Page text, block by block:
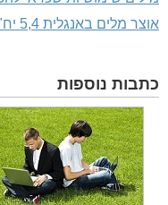
אוצר מלים באנגלית 5,4 יח"ל
כתבות נוספות